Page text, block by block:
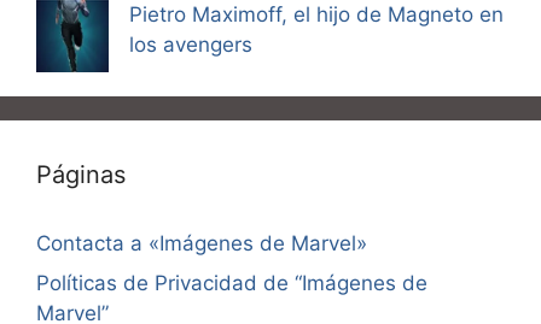
Pietro Maximoff, el hijo de Magneto en
los avengers
Páginas
Contacta a «Imágenes de Marvel»
Políticas de Privacidad de “Imágenes de
Marvel”